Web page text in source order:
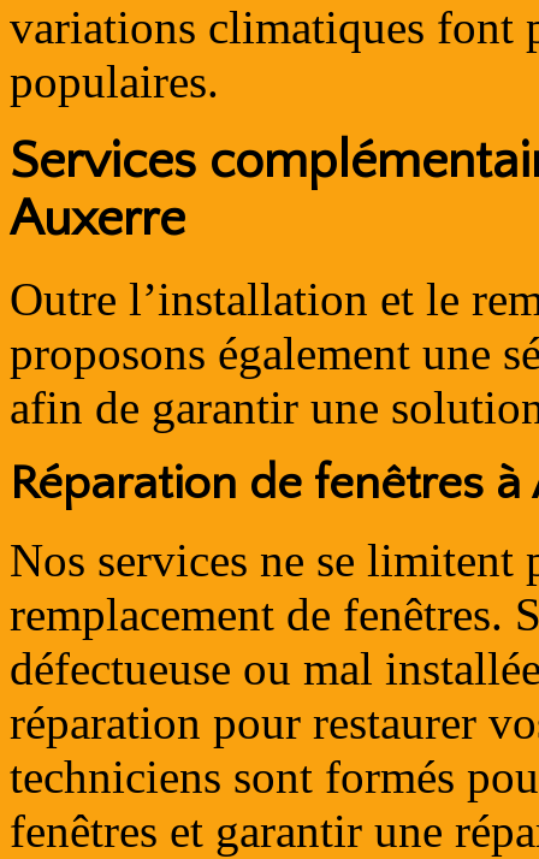
variations climatiques font
populaires.
Services
Auxerre
Outre l’installation et le
proposons également une
afin de garantir une
Réparation de fenêtres à
Nos services ne se limitent
remplacement de fenêtres.
défectueuse ou mal
réparation pour restaurer
techniciens sont formés
fenêtres et garantir une